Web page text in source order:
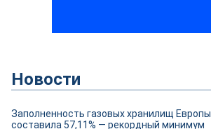
Новости
Заполненность газовых хранилищ Европы
составила 57,11% — рекордный минимум